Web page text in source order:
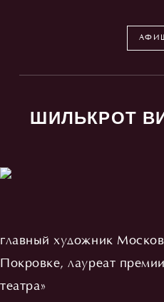
ШИЛЬКРОТ
главный художник
Покровке, лауреат
театра»